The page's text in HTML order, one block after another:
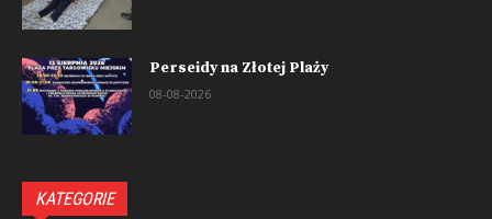
Perseidy na Złotej Plaży
08-08-2026
KATEGORIE